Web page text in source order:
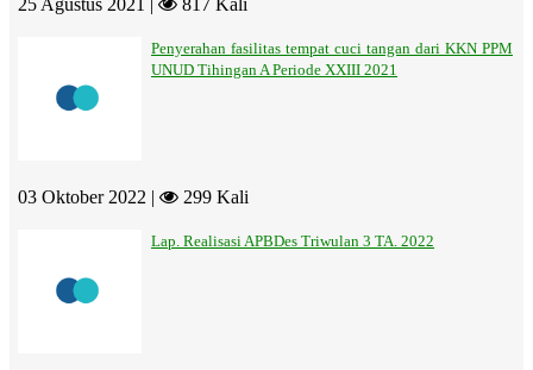
25 Agustus 2021 | 817 Kali
Penyerahan fasilitas tempat cuci tangan dari KKN PPM
UNUD Tihingan A Periode XXIII 2021
03 Oktober 2022 | 299 Kali
Lap. Realisasi APBDes Triwulan 3 TA. 2022